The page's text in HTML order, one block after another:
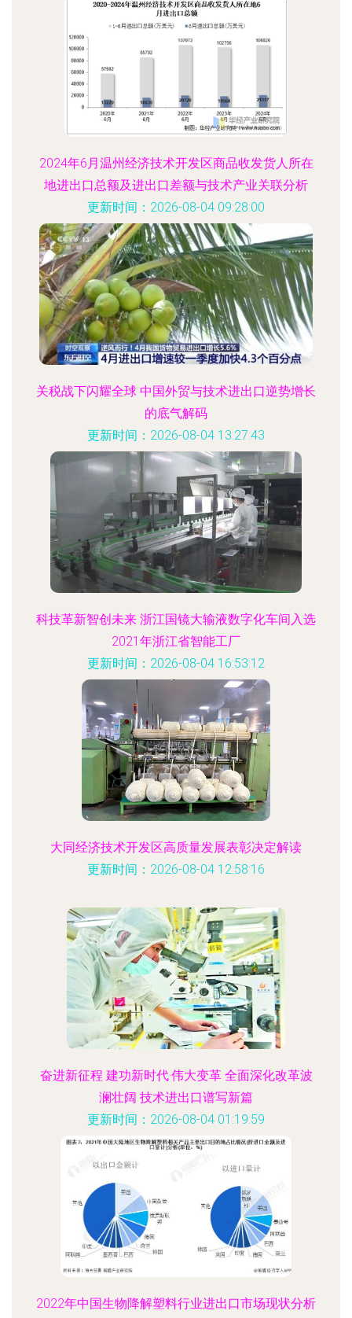
2024年6月温州经济技术开发区商品收发货人所在
地进出口总额及进出口差额与技术产业关联分析
更新时间：2026-08-04 09:28:00
关税战下闪耀全球 中国外贸与技术进出口逆势增长
的底气解码
更新时间：2026-08-04 13:27:43
科技革新智创未来 浙江国镜大输液数字化车间入选
2021年浙江省智能工厂
更新时间：2026-08-04 16:53:12
大同经济技术开发区高质量发展表彰决定解读
更新时间：2026-08-04 12:58:16
奋进新征程 建功新时代·伟大变革 全面深化改革波
澜壮阔 技术进出口谱写新篇
更新时间：2026-08-04 01:19:59
2022年中国生物降解塑料行业进出口市场现状分析